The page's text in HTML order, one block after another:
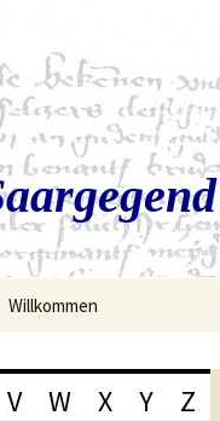
Willkommen
V W X Y Z